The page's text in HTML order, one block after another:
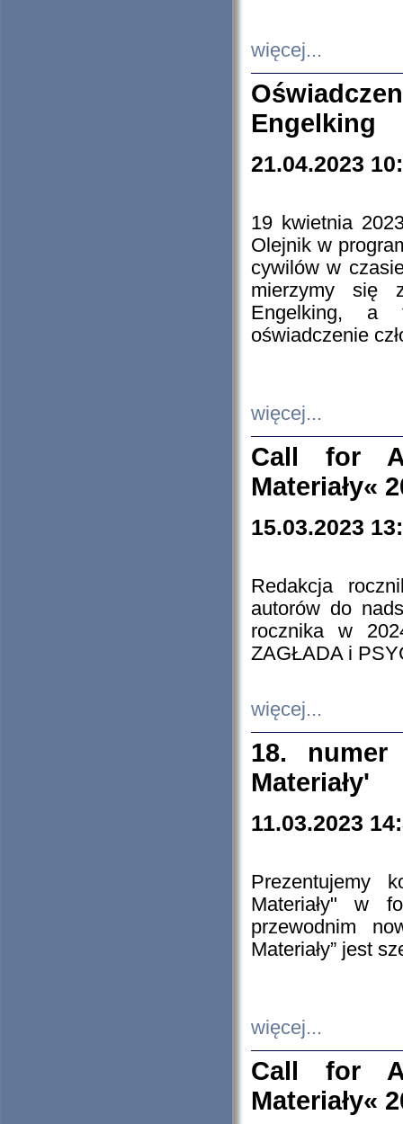
więcej...
Engelking
21.04.2023
19 kwietnia
Olejnik w
cywilów w
mierzymy się
Engelking, a
oświadczenie
więcej...
Call for
Materiały«
15.03.2023
Redakcja
autorów do
rocznika w
ZAGŁADA i
więcej...
18. numer
Materiały'
11.03.2023
Prezentujemy
Materiały" w
przewodnim
Materiały” jest
więcej...
Call for
Materiały«